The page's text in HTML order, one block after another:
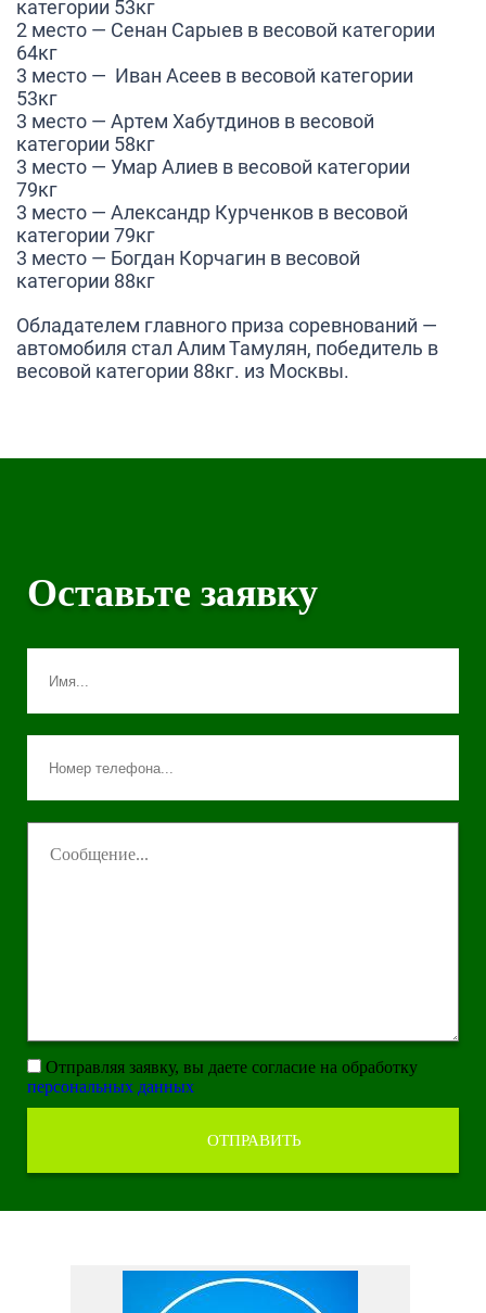
категории 53кг
2 место — Сенан Сарыев в весовой категории
64кг
3 место — Иван Асеев в весовой категории
53кг
3 место — Артем Хабутдинов в весовой
категории 58кг
3 место — Умар Алиев в весовой категории
79кг
3 место — Александр Курченков в весовой
категории 79кг
3 место — Богдан Корчагин в весовой
категории 88кг
Обладателем главного приза соревнований —
автомобиля стал Алим Тамулян, победитель в
весовой категории 88кг. из Москвы.
Оставьте заявку
Отправляя заявку, вы даете согласие на обработку
персональных данных